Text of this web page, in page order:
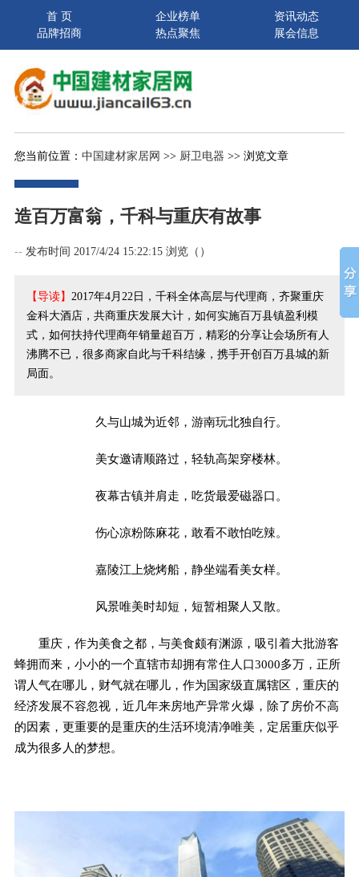
首 页 企业榜单
资讯动态
品牌招商
热点聚焦 展会信息
您当前位置： 中国建材家居网 >> 厨卫电器 >> 浏览文章
造百万富翁，千科与重庆有故事
-- 发布时间 2017/4/24 15:22:15 浏览（ ）
【导读】 2017年4月22日，千科全体高层与代理商，齐聚重庆
金科大酒店，共商重庆发展大计，如何实施百万县镇盈利模
式，如何扶持代理商年销量超百万，精彩的分享让会场所有人
沸腾不已，很多商家自此与千科结缘，携手开创百万县城的新
局面。
久与山城为近邻，游南玩北独自行。
美女邀请顺路过，轻轨高架穿楼林。
夜幕古镇并肩走，吃货最爱磁器口。
伤心凉粉陈麻花，敢看不敢怕吃辣。
嘉陵江上烧烤船，静坐端看美女样。
风景唯美时却短，短暂相聚人又散。
重庆，作为美食之都，与美食颇有渊源，吸引着大批游客
蜂拥而来，小小的一个直辖市却拥有常住人口3000多万，正所
谓人气在哪儿，财气就在哪儿，作为国家级直属辖区，重庆的
经济发展不容忽视，近几年来房地产异常火爆，除了房价不高
的因素，更重要的是重庆的生活环境清净唯美，定居重庆似乎
成为很多人的梦想。